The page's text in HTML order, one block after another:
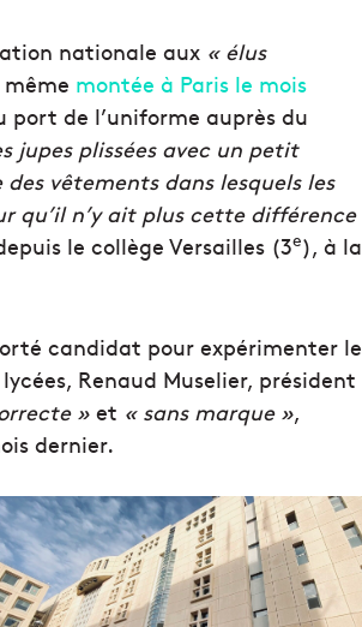
nationale aux « élus
montée à Paris le mois
de l’uniforme auprès du
jupes plissées avec un petit
vêtements dans lesquels les
qu’il n’y ait plus cette différence
le collège Versailles (3e), à la
candidat pour expérimenter le
Renaud Muselier, président
» et « sans marque »,
dernier.